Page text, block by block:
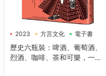
2023 方言文化 電子書
歷史六瓶裝：啤酒、葡萄酒、
烈酒、咖啡、茶和可樂，一字